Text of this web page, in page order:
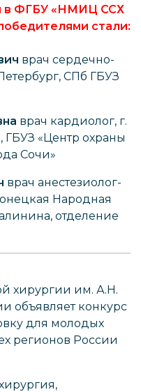
в ФГБУ «НМИЦ ССХ
стали:
врач сердечно-
СПб ГБУЗ
врач кардиолог, г.
«Центр охраны
Сочи»
врач анестезиолог-
Народная
отделение
хирургии им. А.Н.
объявляет конкурс
для молодых
регионов России